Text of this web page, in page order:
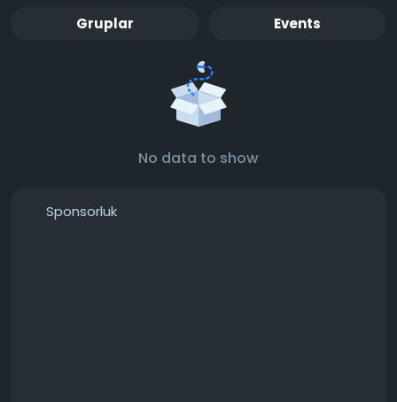
Gruplar Events
No data to show
Sponsorluk